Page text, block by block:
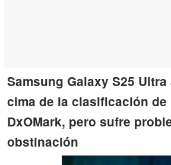
Samsung Galaxy S25
cima de la clasificación de
DxOMark, pero sufre
obstinación